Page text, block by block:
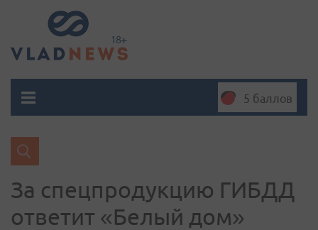
5 баллов
За спецпродукцию ГИБДД
ответит «Белый дом»